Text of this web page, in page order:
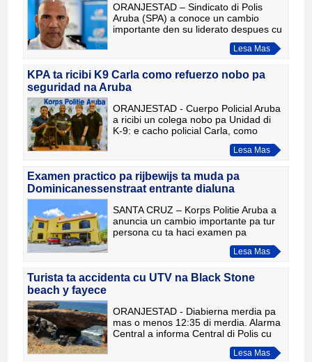
ORANJESTAD – Sindicato di Polis
Aruba (SPA) a conoce un cambio
importante den su liderato despues cu
Lito Laclé a gana e eleccion pa
Durante e vo
Lesa Mas
KPA ta ricibi K9 Carla como refuerzo nobo pa
seguridad na Aruba
ORANJESTAD - Cuerpo Policial Aruba
a ricibi un colega nobo pa Unidad di
K-9: e cacho policial Carla, como
donacion di Irondog K9 International.
Carla ta e di tres cacho cu eLesa Mas
Examen practico pa rijbewijs ta muda pa
Dominicanessenstraat entrante dialuna
SANTA CRUZ – Korps Politie Aruba a
anuncia un cambio importante pa tur
persona cu ta haci examen pa
rijbewijs. Cuminsando dialuna 18 di
mei 2026, tur examen practico cu
Lesa Mas
Turista ta accidenta cu UTV na Black Stone
beach y fayece
ORANJESTAD - Diabierna merdia pa
mas o menos 12:35 di merdia. Alarma
Central a informa Central di Polis cu
UTV lo mester a accidenta na altura di
Black Stone Beach. A despachaLesa Mas